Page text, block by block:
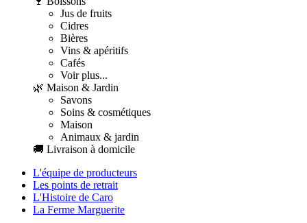
Jus de fruits
Cidres
Bières
Vins & apéritifs
Cafés
Voir plus...
🌿 Maison & Jardin
Savons
Soins & cosmétiques
Maison
Animaux & jardin
🚚 Livraison à domicile
L'équipe de producteurs
Les points de retrait
L'Histoire de Caro
La Ferme Marguerite